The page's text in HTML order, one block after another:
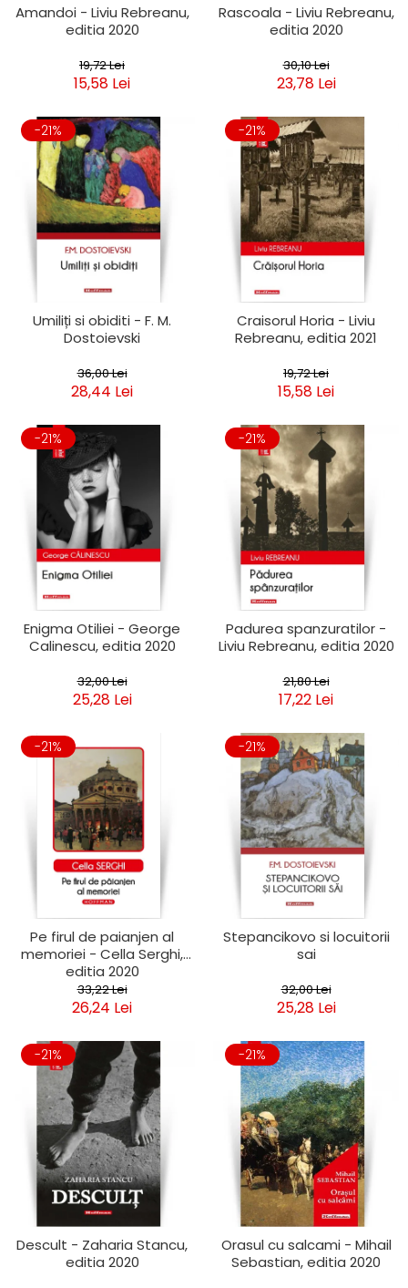
Amandoi - Liviu Rebreanu,
editia 2020
19,72 Lei
15,58 Lei
Rascoala - Liviu Rebreanu,
editia 2020
30,10 Lei
23,78 Lei
-21%
Umiliți si obiditi - F. M.
Dostoievski
36,00 Lei
28,44 Lei
-21%
Craisorul Horia - Liviu
Rebreanu, editia 2021
19,72 Lei
15,58 Lei
-21%
Enigma Otiliei - George
Calinescu, editia 2020
32,00 Lei
25,28 Lei
-21%
Padurea spanzuratilor -
Liviu Rebreanu, editia 2020
21,80 Lei
17,22 Lei
-21%
Pe firul de paianjen al
memoriei - Cella Serghi,
editia 2020
33,22 Lei
26,24 Lei
-21%
Stepancikovo si locuitorii
sai
32,00 Lei
25,28 Lei
-21%
Descult - Zaharia Stancu,
editia 2020
-21%
Orasul cu salcami - Mihail
Sebastian, editia 2020